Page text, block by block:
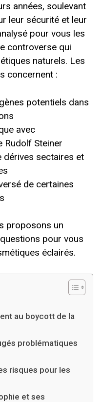
années, soulevant
leur sécurité et leur
pour vous les
controverse qui
naturels. Les
concernent :
potentiels dans
avec
Rudolf Steiner
dérives sectaires et
de certaines
proposons un
pour vous
éclairés.
au boycott de la
problématiques
risques pour les
et ses